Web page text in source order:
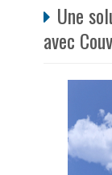
Une
avec